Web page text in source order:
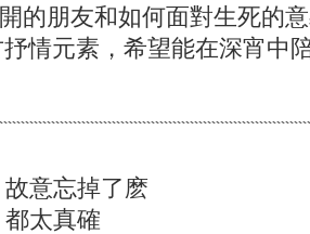
的朋友和如何面對生死的
抒情元素，希望能在深宵中
意忘掉了麽
太真確